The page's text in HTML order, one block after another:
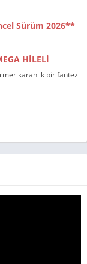
Sürüm 2026**
HİLELİ
karanlık bir fantezi